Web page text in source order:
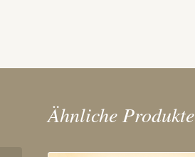
Ähnliche Produkte